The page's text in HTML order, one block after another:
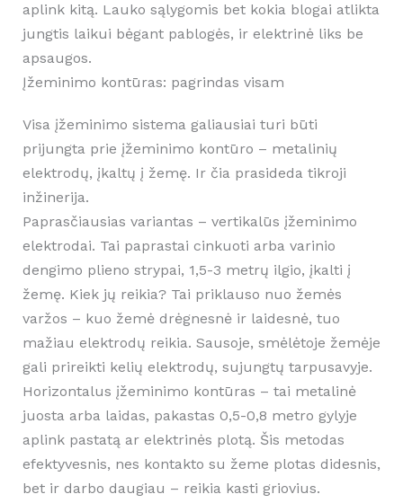
aplink kitą. Lauko sąlygomis bet kokia blogai atlikta
jungtis laikui bėgant pablogės, ir elektrinė liks be
apsaugos.
Įžeminimo kontūras: pagrindas visam
Visa įžeminimo sistema galiausiai turi būti
prijungta prie įžeminimo kontūro – metalinių
elektrodų, įkaltų į žemę. Ir čia prasideda tikroji
inžinerija.
Paprasčiausias variantas – vertikalūs įžeminimo
elektrodai. Tai paprastai cinkuoti arba varinio
dengimo plieno strypai, 1,5-3 metrų ilgio, įkalti į
žemę. Kiek jų reikia? Tai priklauso nuo žemės
varžos – kuo žemė drėgnesnė ir laidesnė, tuo
mažiau elektrodų reikia. Sausoje, smėlėtoje žemėje
gali prireikti kelių elektrodų, sujungtų tarpusavyje.
Horizontalus įžeminimo kontūras – tai metalinė
juosta arba laidas, pakastas 0,5-0,8 metro gylyje
aplink pastatą ar elektrinės plotą. Šis metodas
efektyvesnis, nes kontakto su žeme plotas didesnis,
bet ir darbo daugiau – reikia kasti griovius.